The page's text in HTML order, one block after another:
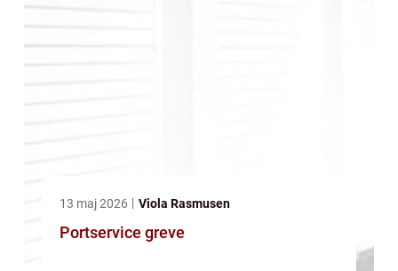
13 maj 2026 Viola Rasmusen
Portservice greve